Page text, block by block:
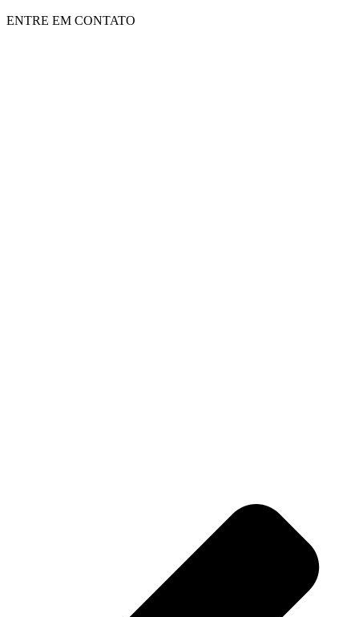
ENTRE EM CONTATO